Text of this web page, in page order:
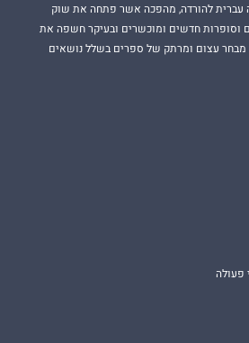
עברית להורדה, מהפכה אשר פתחה את שוק
וסופרות חדשים ומוכשרים ובעיקר חשפה את
מבחר עצום ומרתק של ספרים בשלל נושאים
פעולה